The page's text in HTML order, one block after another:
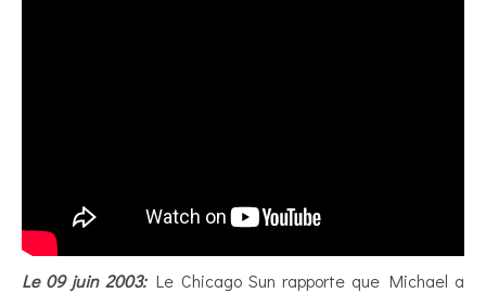
Le 09 juin 2003:Le Chicago Sun rapporte que Michael a